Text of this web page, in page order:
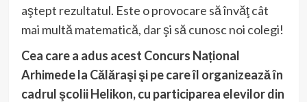
aştept rezultatul. Este o provocare să învăţ cât
mai multă matematică, dar şi să cunosc noi colegi!
Cea care a adus acest Concurs Național
Arhimede la Călăraşi şi pe care îl organizează în
cadrul şcolii Helikon, cu participarea elevilor din